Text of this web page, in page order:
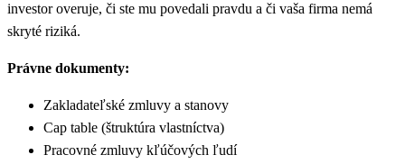
investor overuje, či ste mu povedali pravdu a či vaša firma nemá
skryté riziká.
Právne dokumenty:
Zakladateľské zmluvy a stanovy
Cap table (štruktúra vlastníctva)
Pracovné zmluvy kľúčových ľudí